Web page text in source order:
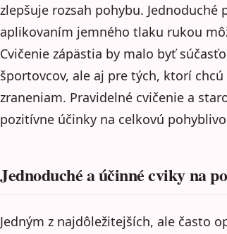
zlepšuje rozsah pohybu.
aplikovaním jemného tlaku rukou
Cvičenie zápästia by malo byť
športovcov, ale aj pre tých, ktorí
zraneniam. Pravidelné cvičenie a
pozitívne účinky na celkovú
Jednoduché a účinné cviky na
Jedným z najdôležitejších, ale často